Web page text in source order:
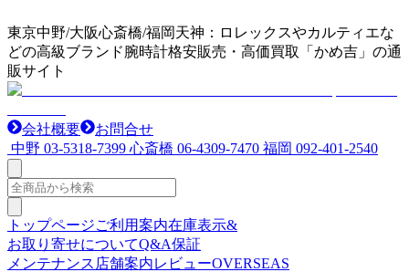
東京中野/大阪心斎橋/福岡天神：ロレックスやカルティエな
どの高級ブランド腕時計格安販売・高価買取「かめ吉」の通
販サイト
会社概要
お問合せ
中野 03-5318-7399 心斎橋 06-4309-7470 福岡 092-401-2540
トップページご利用案内在庫表示&
お取り寄せについてQ&A保証
メンテナンス 店舗案内レビューOVERSEAS